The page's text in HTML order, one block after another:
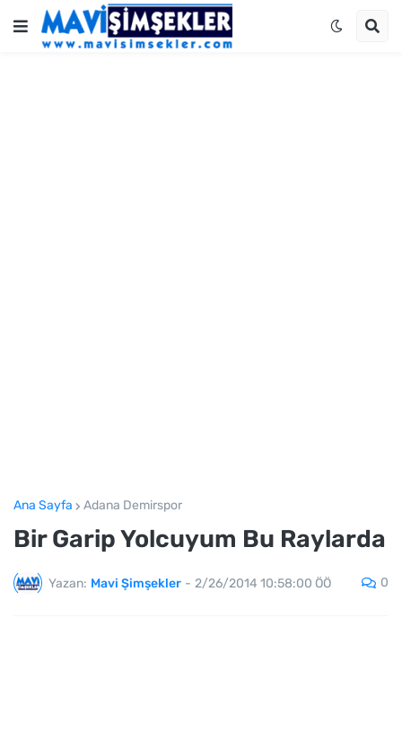
Ana Sayfa Adana Demirspor
Bir Garip Yolcuyum Bu Raylarda
Yazan: Mavi Şimşekler - 2/26/2014 10:58:00 ÖÖ 0